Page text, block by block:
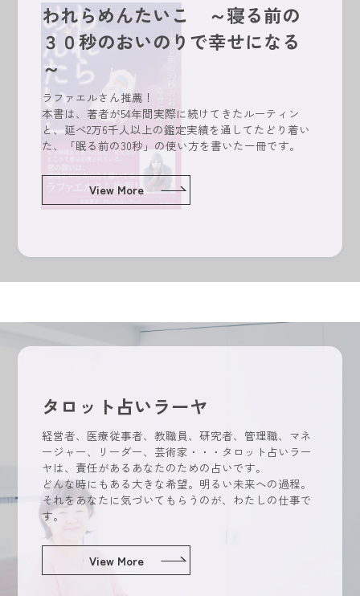
われらめんたいこ　～寝る前の
３０秒のおいのりで幸せになる
～
ラファエルさん推薦！
本書は、著者が54年間実際に続けてきたルーティン
と、延べ2万6千人以上の鑑定実績を通してたどり着い
た、「眠る前の30秒」の使い方を書いた一冊です。
View More
タロット占いラーヤ
経営者、医療従事者、教職員、研究者、管理職、マネ
ージャー、リーダー、芸術家・・・タロット占いラー
ヤは、責任があるあなたのための占いです。
どんな時にもある大きな希望。明るい未来への過程。
それをあなたに気づいてもらうのが、わたしの仕事で
す。
View More